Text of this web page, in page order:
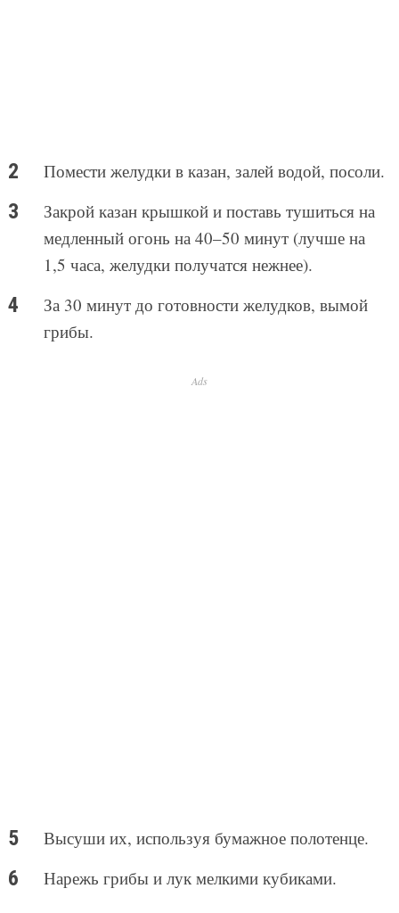
Помести желудки в казан, залей водой, посоли.
Закрой казан крышкой и поставь тушиться на
медленный огонь на 40–50 минут (лучше на
1,5 часа, желудки получатся нежнее).
За 30 минут до готовности желудков, вымой
грибы.
Ads
Высуши их, используя бумажное полотенце.
Нарежь грибы и лук мелкими кубиками.